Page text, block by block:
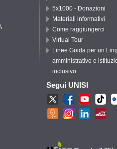
5x1000 - Donazioni
Materiali informativi
Come raggiungerci
Virtual Tour
Linee Guida per un
amministrativo e
inclusivo
Segui UNISI